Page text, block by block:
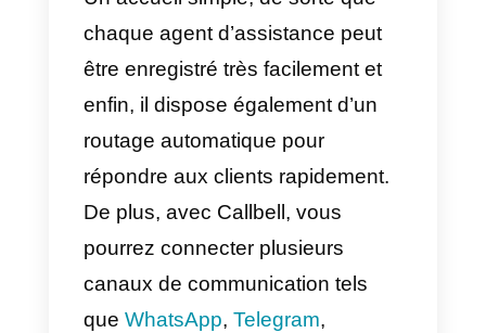
11) Les acheteurs B2B ne sont
plus influencés par des mots
comme « rapports »,
« prévisions » et
« intelligence ».
Vous voulez augmenter vos
ventes B2B grâce à une bonne